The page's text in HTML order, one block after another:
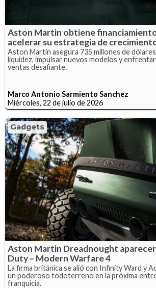
Aston Martin obtiene
acelerar su estrategia de
Aston Martin asegura 735 millones de
liquidez, impulsar nuevos modelos y
ventas desafiante.
Marco Antonio Sarmiento Sanchez
Miércoles, 22 de julio de 2026
Gadgets
Aston Martin Dreadnought
Duty – Modern Warfare 4
La firma británica se alió con Infinity Ward y
un poderoso todoterreno en la próxima
franquicia.